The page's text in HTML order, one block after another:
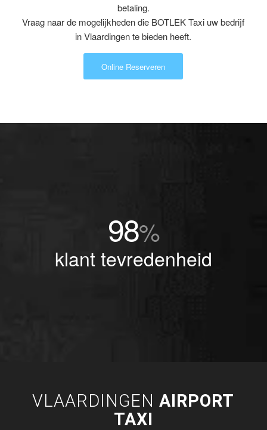
betaling.
Vraag naar de mogelijkheden die BOTLEK Taxi uw bedrijf
in Vlaardingen te bieden heeft.
Online Reserveren
98%
klant tevredenheid
VLAARDINGENAIRPORT
TAXI